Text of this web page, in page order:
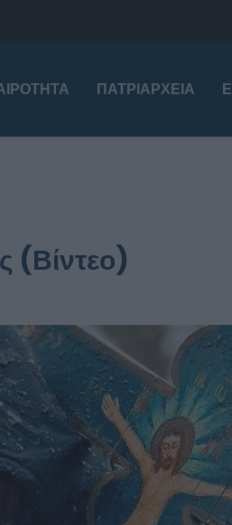
ΠΑΤΡΙΑΡΧΕΊΑ
(Βίντεο)